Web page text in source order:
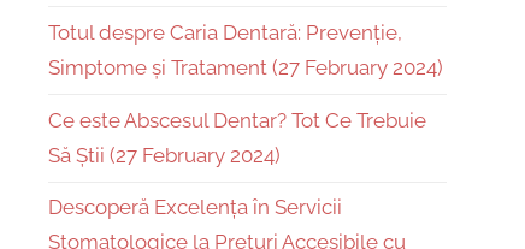
Totul despre Caria Dentară: Prevenție,
Simptome și Tratament (27 February 2024)
Ce este Abscesul Dentar? Tot Ce Trebuie
Să Știi (27 February 2024)
Descoperă Excelența în Servicii
Stomatologice la Prețuri Accesibile cu